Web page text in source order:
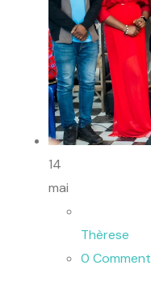
14
mai
Thèrese
0 Comment